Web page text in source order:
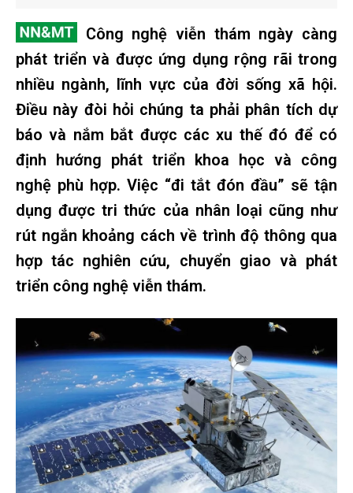
Công nghệ viễn thám ngày càng
phát triển và được ứng dụng rộng rãi trong
nhiều ngành, lĩnh vực của đời sống xã hội.
Điều này đòi hỏi chúng ta phải phân tích dự
báo và nắm bắt được các xu thế đó để có
định hướng phát triển khoa học và công
nghệ phù hợp. Việc “đi tắt đón đầu” sẽ tận
dụng được tri thức của nhân loại cũng như
rút ngắn khoảng cách về trình độ thông qua
hợp tác nghiên cứu, chuyển giao và phát
triển công nghệ viễn thám.